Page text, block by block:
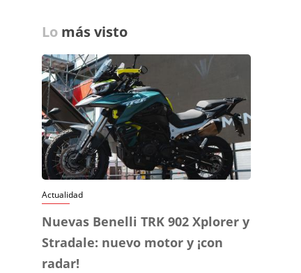
Lo más visto
Actualidad
Nuevas Benelli TRK 902 Xplorer y
Stradale: nuevo motor y ¡con
radar!